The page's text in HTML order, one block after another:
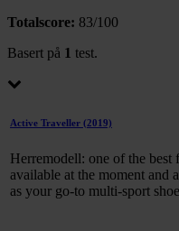
Totalscore: 83/100
Basert på 1 test.
Active Traveller (2019)
Herremodell: one of the
available at the moment and
as your go-to multi-sport